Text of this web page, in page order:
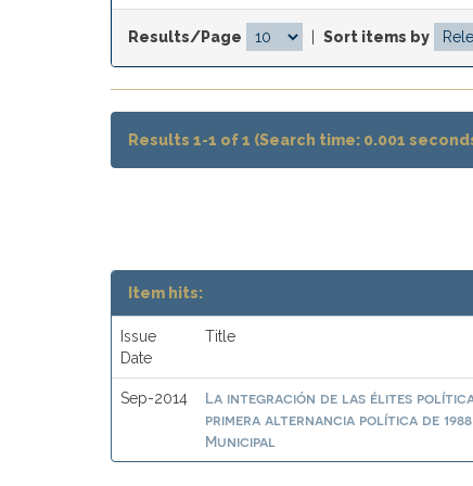
Results/Page Sort items by
Results 1-1 of 1 (Search time: 0.001
Item hits:
Issue
Date
Title
Sep-2014
La integración de las élites
primera alternancia política de
Municipal